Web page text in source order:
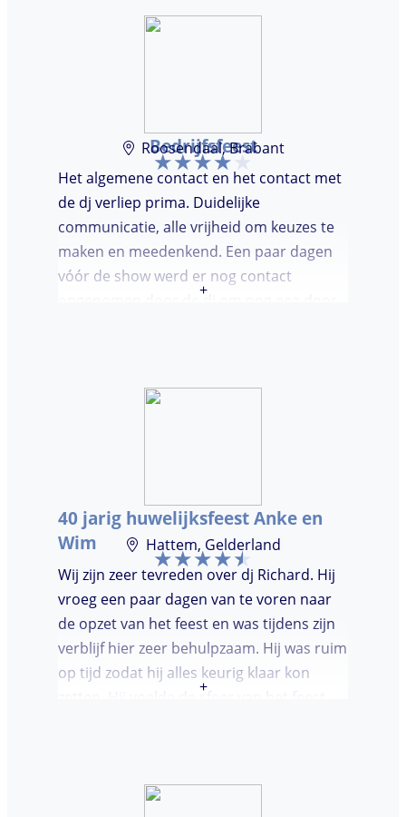
Bedrijfsfeest
Roosendaal, Brabant
Het algemene contact en het contact met
de dj verliep prima. Duidelijke
communicatie, alle vrijheid om keuzes te
maken en meedenkend. Een paar dagen
vóór de show werd er nog contact
opgenomen door de dj om nog eea door
wel invloed op de bezetting van de
verzoeknummers aan te vragen.
+
40 jarig huwelijksfeest Anke en
Wim
Hattem, Gelderland
Wij zijn zeer tevreden over dj Richard. Hij
vroeg een paar dagen van te voren naar
de opzet van het feest en was tijdens zijn
verblijf hier zeer behulpzaam. Hij was ruim
op tijd zodat hij alles keurig klaar kon
zetten. Hij voelde de sfeer van het feest
goed is gedanst!
+